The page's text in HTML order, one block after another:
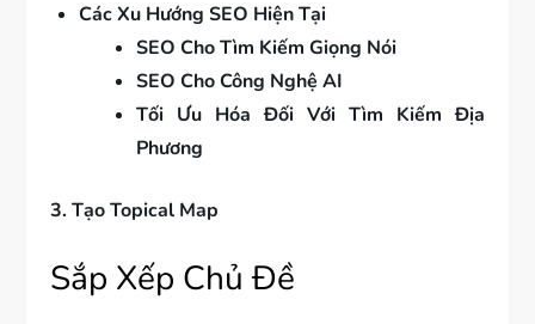
Các Xu Hướng SEO Hiện Tại
SEO Cho Tìm Kiếm Giọng Nói
SEO Cho Công Nghệ AI
Tối Ưu Hóa Đối Với Tìm Kiếm Địa
Phương
3. Tạo Topical Map
Sắp Xếp Chủ Đề